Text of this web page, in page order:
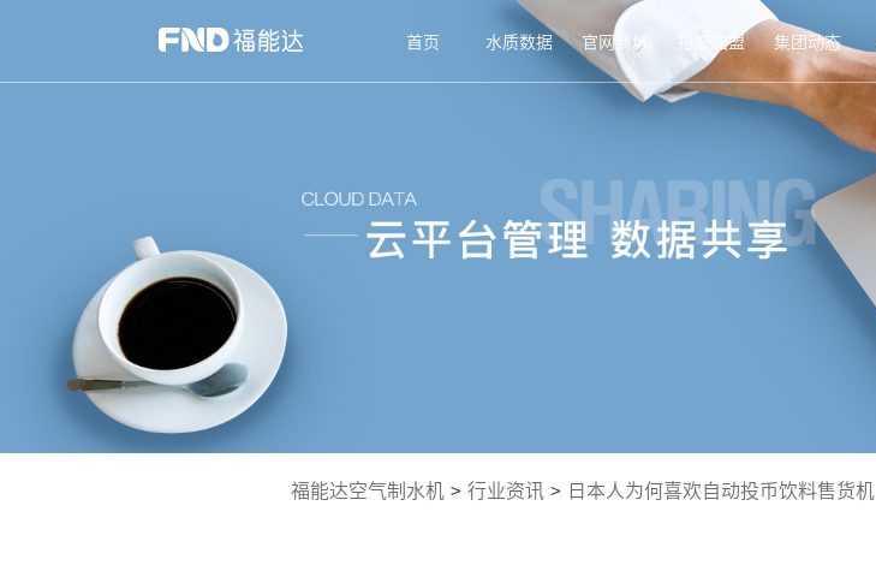
首页 水质数据 官网商城 招商加盟 集团动态
福能达空气制水机 > 行业资讯 > 日本人为何喜欢自动投币饮料售货机